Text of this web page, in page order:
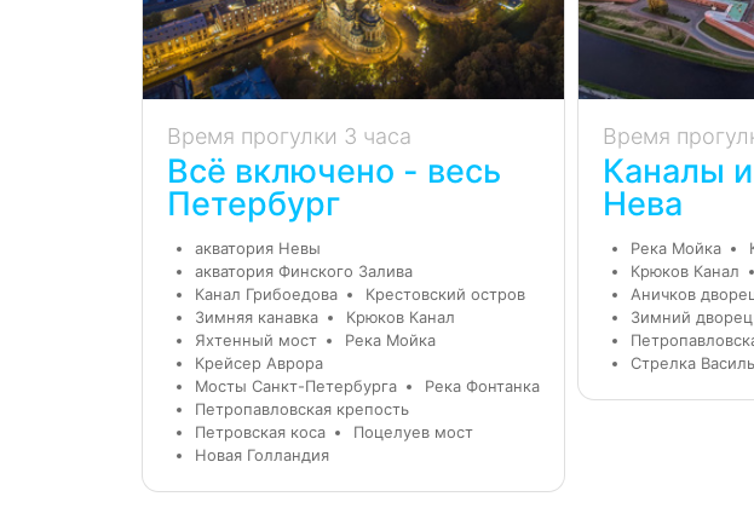
Время прогулки 3 часа
Всё включено - весь
Петербург
акватория Невы
акватория Финского Залива
Канал Грибоедова
Крестовский остров
Зимняя канавка
Крюков Канал
Яхтенный мост
Река Мойка
Крейсер Аврора
Мосты Санкт-Петербурга
Река Фонтанка
Петропавловская крепость
Петровская коса
Поцелуев мост
Новая Голландия
Время
Каналы
Нева
Река Мойка
Крюков Канал
Аничков
Зимний дворец
Стрелка